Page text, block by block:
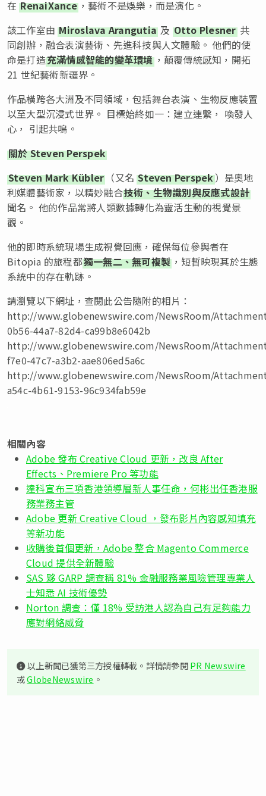
在RenaiXance，藝術不是娛樂，而是演化。
該工作室由Miroslava Arangutia 及 Otto Plesner共
同創辦，融合表演藝術、先進科技與人文體驗。 他們的使
命是打造充滿情感智能的變革環境，顛覆傳統感知，開拓
21 世紀藝術新疆界。
作品橫跨各大洲及不同領域，包括舞台表演、生物反應裝置
以至大型沉浸式世界。 目標始終如一：建立連繫， 喚發人
心， 引起共鳴。
關於 Steven Perspek
Steven Mark Kübler （又名Steven Perspek）是奧地
利媒體藝術家，以精妙融合技術、生物識別與反應式設計
聞名。 他的作品常將人類數據轉化為靈活生動的視覺景
觀。
他的即時系統現場生成視覺回應，確保每位參與者在
Bitopia 的旅程都獨一無二、無可複製 ，短暫映現其於生態
系統中的存在軌跡。
請瀏覽以下網址，查閱此公告隨附的相片：
http://www.globenewswire.com/NewsRoom/
0b56-44a7-82d4-ca99b8e6042b
http://www.globenewswire.com/NewsRoom/
f7e0-47c7-a3b2-aae806ed5a6c
http://www.globenewswire.com/NewsRoom/
a54c-4b61-9153-96c934fab59e
相關內容
Adobe 發布 Creative Cloud 更新，改良 After
Effects、Premiere Pro 等功能
達科宣布三項香港領導層新人事任命，何彬出任香港服
務業務主管
Adobe 更新 Creative Cloud ，發布影片內容感知填充
等新功能
收購後首個更新，Adobe 整合 Magento Commerce
Cloud 提供全新體驗
SAS 夥 GARP 調查稱 81% 金融服務業風險管理專業人
士知悉 AI 技術優勢
Norton 調查：僅 18% 受訪港人認為自己有足夠能力
應對網絡威脅
以上新聞已獲第三方授權轉載。詳情請參閱PR Newswire
或GlobeNewswire 。